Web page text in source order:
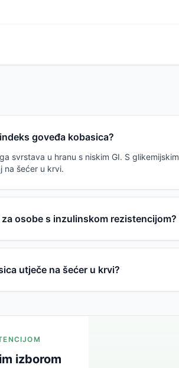
goveđa kobasica?
svrstava u hranu s niskim GI. S glikemijskim
na šećer u krvi.
osobe s inzulinskom rezistencijom?
utječe na šećer u krvi?
izborom